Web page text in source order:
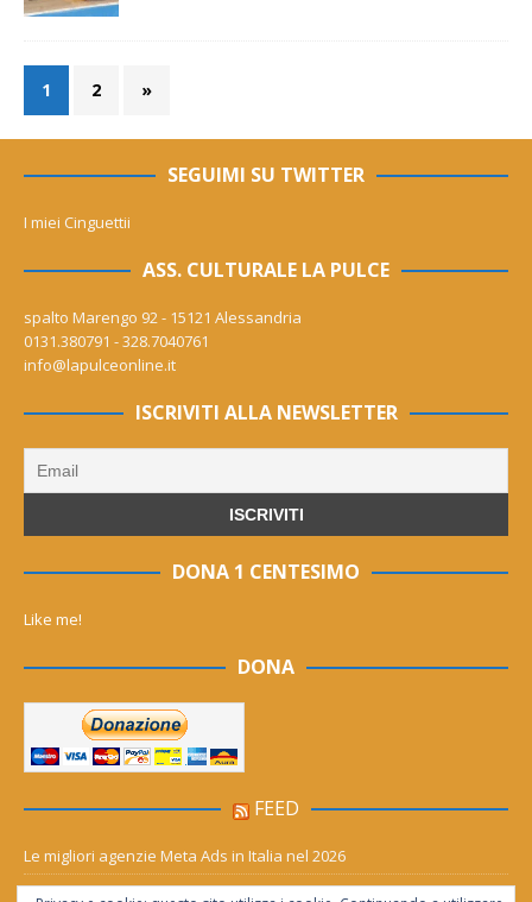
1 2 »
SEGUIMI SU TWITTER
I miei Cinguettii
ASS. CULTURALE LA PULCE
spalto Marengo 92 - 15121 Alessandria
0131.380791 - 328.7040761
info@lapulceonline.it
ISCRIVITI ALLA NEWSLETTER
DONA 1 CENTESIMO
Like me!
DONA
FEED
Le migliori agenzie Meta Ads in Italia nel 2026
Aia Syensqo, il rinnovo divide: stop al cC6O4 dal 2027, ma i comitati